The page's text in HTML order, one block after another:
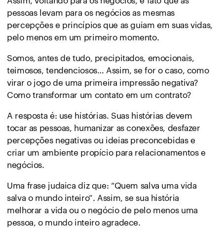
pessoas levam para os negócios as mesmas
percepções e princípios que as guiam em suas vidas,
pelo menos em um primeiro momento.
Somos, antes de tudo, precipitados, emocionais,
teimosos, tendenciosos… Assim, se for o caso, como
virar o jogo de uma primeira impressão negativa?
Como transformar um contato em um contrato?
A resposta é: use histórias. Suas histórias devem
tocar as pessoas, humanizar as conexões, desfazer
percepções negativas ou ideias preconcebidas e
criar um ambiente propício para relacionamentos e
negócios.
Uma frase judaica diz que: “Quem salva uma vida
salva o mundo inteiro”. Assim, se sua história
melhorar a vida ou o negócio de pelo menos uma
pessoa, o mundo inteiro agradece.